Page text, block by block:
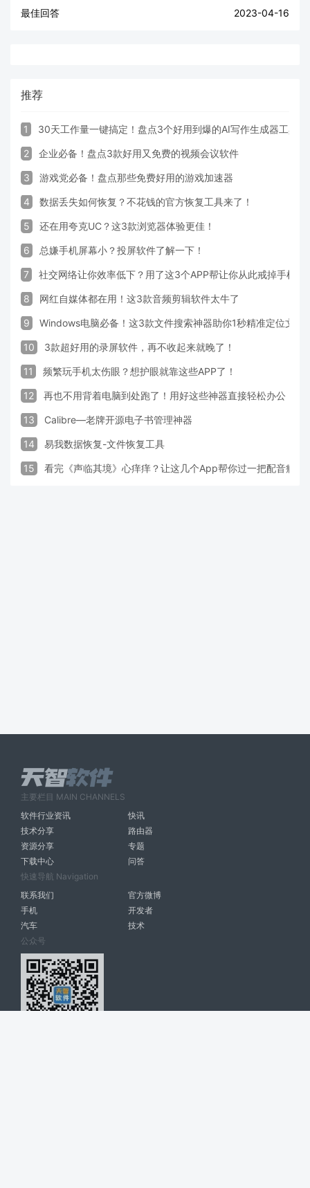
最佳回答 2023-04-16
推荐
1 30天工作量一键搞定！盘点3个好用到爆的AI写作生成器工具
2 企业必备！盘点3款好用又免费的视频会议软件
3 游戏党必备！盘点那些免费好用的游戏加速器
4 数据丢失如何恢复？不花钱的官方恢复工具来了！
5 还在用夸克UC？这3款浏览器体验更佳！
6 总嫌手机屏幕小？投屏软件了解一下！
7 社交网络让你效率低下？用了这3个APP帮让你从此戒掉手机！
8 网红自媒体都在用！这3款音频剪辑软件太牛了
9 Windows电脑必备！这3款文件搜索神器助你1秒精准定位文件
10 3款超好用的录屏软件，再不收起来就晚了！
11 频繁玩手机太伤眼？想护眼就靠这些APP了！
12 再也不用背着电脑到处跑了！用好这些神器直接轻松办公
13 Calibre—老牌开源电子书管理神器
14 易我数据恢复-文件恢复工具
15 看完《声临其境》心痒痒？让这几个App帮你过一把配音瘾
主要栏目 MAIN CHANNELS
软件行业资讯
快讯
技术分享
路由器
资源分享
专题
下载中心
问答
快速导航 Navigation
联系我们
官方微博
手机
开发者
汽车
技术
公众号